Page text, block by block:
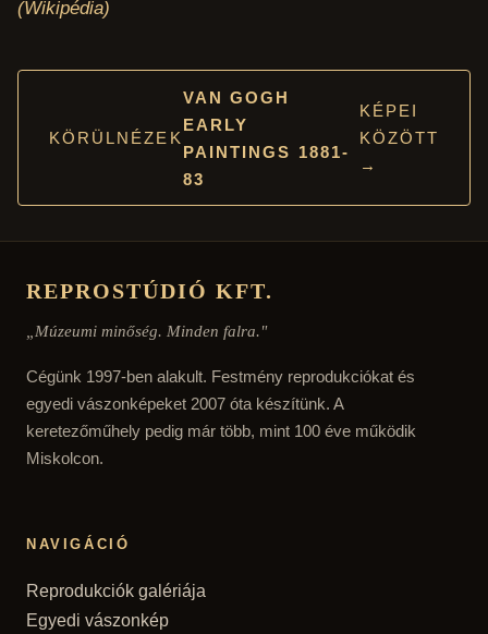
(Wikipédia)
KÖRÜLNÉZEK
VAN GOGH
EARLY
PAINTINGS 1881-
83
KÉPEI
KÖZÖTT
→
REPROSTÚDIÓ KFT.
„Múzeumi minőség. Minden falra."
Cégünk 1997-ben alakult. Festmény reprodukciókat és
egyedi vászonképeket 2007 óta készítünk. A
keretezőműhely pedig már több, mint 100 éve működik
Miskolcon.
NAVIGÁCIÓ
Reprodukciók galériája
Egyedi vászonkép